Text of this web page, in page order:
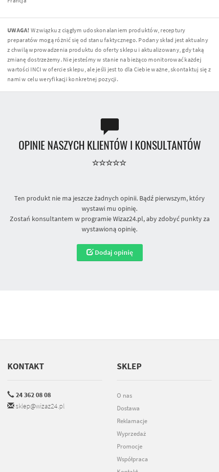
UWAGA! W związku z ciągłym udoskonalaniem produktów, receptury
preparatów mogą różnić się od stanu faktycznego. Podany skład jest aktualny
z chwilą wprowadzenia produktu do oferty sklepu i aktualizowany, gdy taką
zmianę dostrzeżemy. Nie jesteśmy w stanie na bieżąco monitorować każdej
wartości INCI w ofercie sklepu, ale jeśli jest to dla Ciebie ważne, skontaktuj się z
nami w celu weryfikacji konkretnej pozycji.
OPINIE NASZYCH KLIENTÓW I KONSULTANTÓW
Ten produkt nie ma jeszcze żadnych opinii. Bądź pierwszym, który
wystawi mu opinię.
Zostań konsultantem w programie Wizaz24.pl, aby zdobyć punkty za
wystawioną opinię.
Dodaj opinię
KONTAKT
24 362 08 08
sklep@wizaz24.pl
SKLEP
O nas
Dostawa
Reklamacje
Wyprzedaż
Promocje
Współpraca